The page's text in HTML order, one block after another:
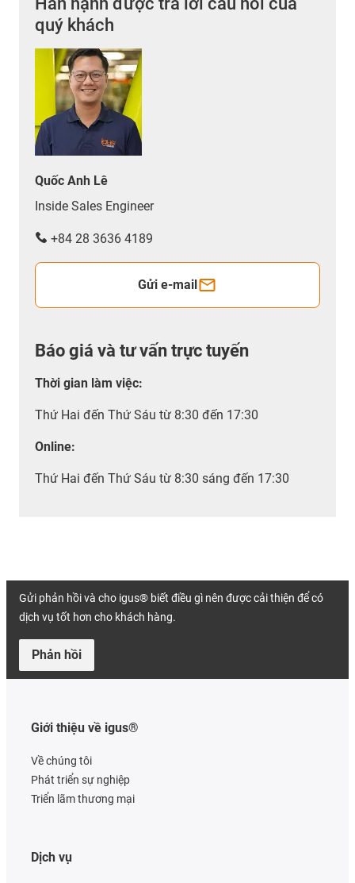
quý khách
Quốc Anh Lê
Inside Sales Engineer
+84 28 3636 4189
Gửi e-mail
Báo giá và tư vấn trực tuyến
Thời gian làm việc:
Thứ Hai đến Thứ Sáu từ 8:30 đến 17:30
Online:
Thứ Hai đến Thứ Sáu từ 8:30 sáng đến 17:30
Gửi phản hồi và cho igus® biết điều gì nên được cải thiện để có
dịch vụ tốt hơn cho khách hàng.
Phản hồi
Giới thiệu về igus®
Về chúng tôi
Phát triển sự nghiệp
Triển lãm thương mại
Dịch vụ